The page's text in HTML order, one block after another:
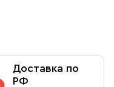
Доставка по
РФ